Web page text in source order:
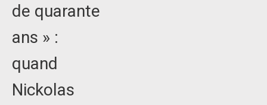
de quarante
ans » :
quand
Nickolas